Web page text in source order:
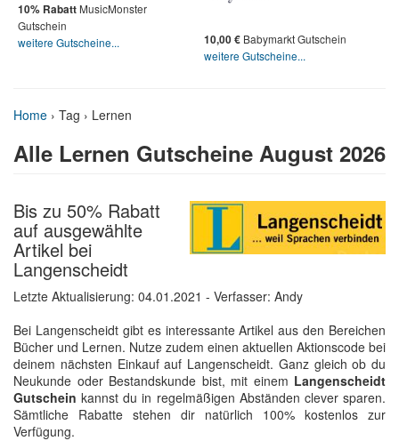
10% Rabatt MusicMonster
Gutschein
weitere Gutscheine...
10,00 € Babymarkt Gutschein
weitere Gutscheine...
Home › Tag › Lernen
Alle Lernen Gutscheine August 2026
Bis zu 50% Rabatt
auf ausgewählte
Artikel bei
Langenscheidt
Letzte Aktualisierung: 04.01.2021 - Verfasser: Andy
Bei Langenscheidt gibt es interessante Artikel aus den Bereichen
Bücher und Lernen. Nutze zudem einen aktuellen Aktionscode bei
deinem nächsten Einkauf auf Langenscheidt. Ganz gleich ob du
Neukunde oder Bestandskunde bist, mit einem Langenscheidt
Gutschein kannst du in regelmäßigen Abständen clever sparen.
Sämtliche Rabatte stehen dir natürlich 100% kostenlos zur
Verfügung.